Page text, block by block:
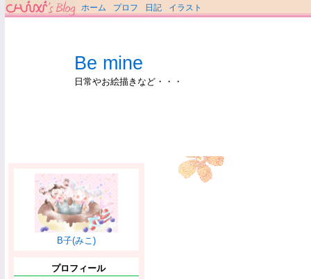
ホーム プロフ 日記 イラスト
Be mine
日常やお絵描きなど・・・
B子(みこ)
プロフィール